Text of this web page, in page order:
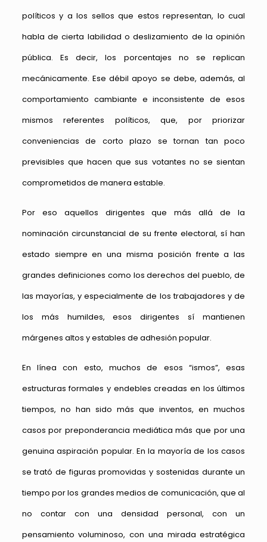
políticos y a los sellos que estos representan, lo cual
habla de cierta labilidad o deslizamiento de la opinión
pública. Es decir, los porcentajes no se replican
mecánicamente. Ese débil apoyo se debe, además, al
comportamiento cambiante e inconsistente de esos
mismos referentes políticos, que, por priorizar
conveniencias de corto plazo se tornan tan poco
previsibles que hacen que sus votantes no se sientan
comprometidos de manera estable.
Por eso aquellos dirigentes que más allá de la
nominación circunstancial de su frente electoral, sí han
estado siempre en una misma posición frente a las
grandes definiciones como los derechos del pueblo, de
las mayorías, y especialmente de los trabajadores y de
los más humildes, esos dirigentes sí mantienen
márgenes altos y estables de adhesión popular.
En línea con esto, muchos de esos “ismos”, esas
estructuras formales y endebles creadas en los últimos
tiempos, no han sido más que inventos, en muchos
casos por preponderancia mediática más que por una
genuina aspiración popular. En la mayoría de los casos
se trató de figuras promovidas y sostenidas durante un
tiempo por los grandes medios de comunicación, que al
no contar con una densidad personal, con un
pensamiento voluminoso, con una mirada estratégica